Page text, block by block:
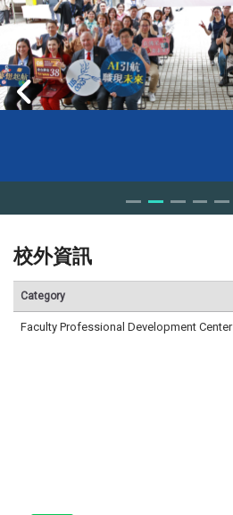
校外資訊
Category
Faculty Professional Development Center